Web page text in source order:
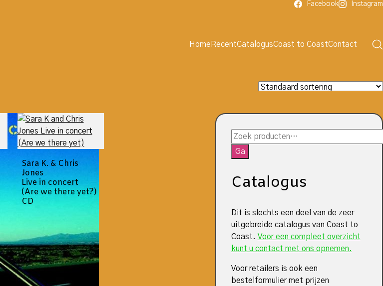
Facebook Instagram
Home RecentCatalogusCoast to CoastContact
Sara K. & Chris
Jones
Live in concert
(Are we there yet?)
CD
Zoeken
naar:
Ga
Catalogus
Dit is slechts een deel van de zeer
uitgebreide catalogus van Coast to
Coast. Voor een compleet overzicht
kunt u contact met ons opnemen.
Voor retailers is ook een
bestelformulier met prijzen